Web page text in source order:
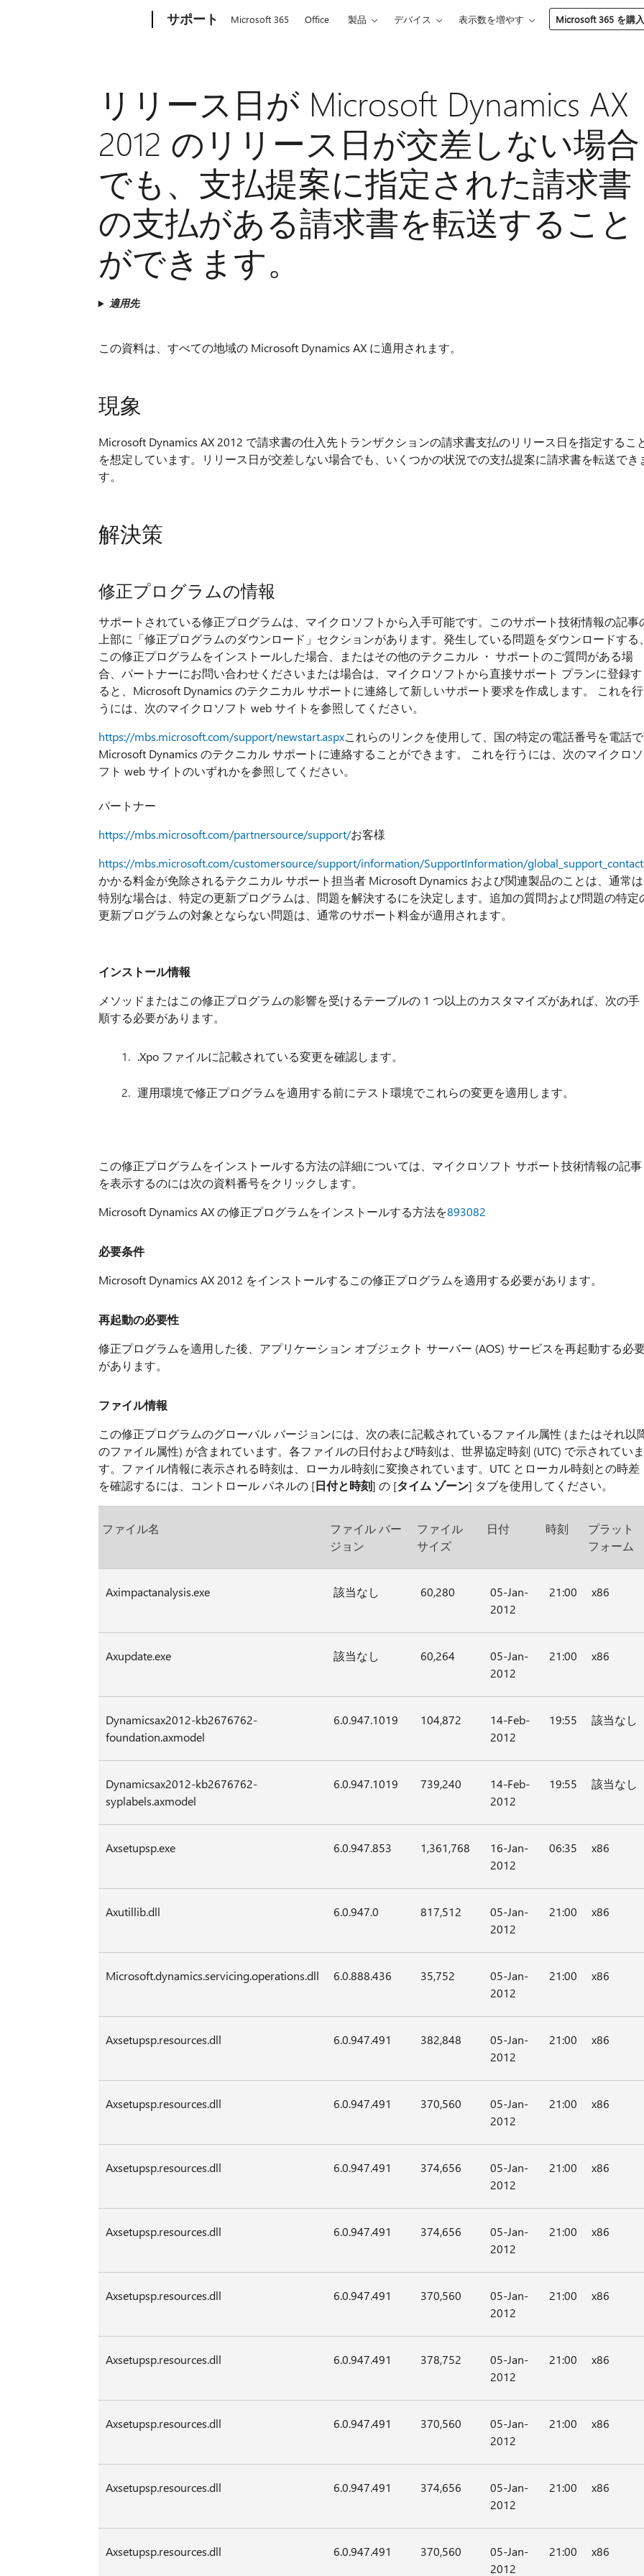
サポート Microsoft 365 Office 製品 デバイス 表示数を増やす Microsoft 365 を購入
リリース日が Microsoft Dynamics AX
2012 のリリース日が交差しない場合
でも、支払提案に指定された請求書
の支払がある請求書を転送すること
ができます。
適用先
この資料は、すべての地域の Microsoft Dynamics AX に適用されます。
現象
Microsoft Dynamics AX 2012 で請求書の仕入先トランザクションの請求書支払のリリース日を指定するこ
を想定しています。リリース日が交差しない場合でも、いくつかの状況での支払提案に請求書を転送でき
す。
解決策
修正プログラムの情報
サポートされている修正プログラムは、マイクロソフトから入手可能です。このサポート技術情報の記事
上部に「修正プログラムのダウンロード」セクションがあります。発生している問題をダウンロードする、
この修正プログラムをインストールした場合、またはその他のテクニカル ・ サポートのご質問がある場
合、パートナーにお問い合わせくださいまたは場合は、マイクロソフトから直接サポート プランに登録す
ると、Microsoft Dynamics のテクニカル サポートに連絡して新しいサポート要求を作成します。 これを行
うには、次のマイクロソフト web サイトを参照してください。
https://mbs.microsoft.com/support/newstart.aspxこれらのリンクを使用して、国の特定の電話番号を電話で
Microsoft Dynamics のテクニカル サポートに連絡することができます。 これを行うには、次のマイクロソ
フト web サイトのいずれかを参照してください。
パートナー
https://mbs.microsoft.com/partnersource/support/お客様
https://mbs.microsoft.com/customersource/support/information/SupportInformation/
かかる料金が免除されるテクニカル サポート担当者 Microsoft Dynamics および関連製品のことは、通常は
特別な場合は、特定の更新プログラムは、問題を解決するにを決定します。追加の質問および問題の特定
更新プログラムの対象とならない問題は、通常のサポート料金が適用されます。
インストール情報
メソッドまたはこの修正プログラムの影響を受けるテーブルの 1 つ以上のカスタマイズがあれば、次の手
順する必要があります。
.Xpo ファイルに記載されている変更を確認します。
運用環境で修正プログラムを適用する前にテスト環境でこれらの変更を適用します。
この修正プログラムをインストールする方法の詳細については、マイクロソフト サポート技術情報の記事
を表示するのには次の資料番号をクリックします。
Microsoft Dynamics AX の修正プログラムをインストールする方法を893082
必要条件
Microsoft Dynamics AX 2012 をインストールするこの修正プログラムを適用する必要があります。
再起動の必要性
修正プログラムを適用した後、アプリケーション オブジェクト サーバー (AOS) サービスを再起動する必
があります。
ファイル情報
この修正プログラムのグローバル バージョンには、次の表に記載されているファイル属性 (またはそれ以
のファイル属性) が含まれています。各ファイルの日付および時刻は、世界協定時刻 (UTC) で示されていま
す。ファイル情報に表示される時刻は、ローカル時刻に変換されています。UTC とローカル時刻との時差
を確認するには、コントロール パネルの [日付と時刻] の [タイム ゾーン] タブを使用してください。
ファイル名
ファイル バー
ジョン
ファイル
サイズ
日付 時刻
プラット
フォーム
Aximpactanalysis.exe 該当なし 60,280
05-Jan-
2012
21:00 x86
Axupdate.exe 該当なし 60,264
05-Jan-
2012
21:00 x86
Dynamicsax2012-kb2676762-
foundation.axmodel
6.0.947.1019 104,872
14-Feb-
2012
19:55 該当なし
Dynamicsax2012-kb2676762-
syplabels.axmodel
6.0.947.1019 739,240
14-Feb-
2012
19:55 該当なし
Axsetupsp.exe 6.0.947.853 1,361,768
16-Jan-
2012
06:35 x86
Axutillib.dll 6.0.947.0 817,512
05-Jan-
2012
21:00 x86
Microsoft.dynamics.servicing.operations.dll 6.0.888.436 35,752
05-Jan-
2012
21:00 x86
Axsetupsp.resources.dll 6.0.947.491 382,848
05-Jan-
2012
21:00 x86
Axsetupsp.resources.dll 6.0.947.491 370,560
05-Jan-
2012
21:00 x86
Axsetupsp.resources.dll 6.0.947.491 374,656
05-Jan-
2012
21:00 x86
Axsetupsp.resources.dll 6.0.947.491 374,656
05-Jan-
2012
21:00 x86
Axsetupsp.resources.dll 6.0.947.491 370,560
05-Jan-
2012
21:00 x86
Axsetupsp.resources.dll 6.0.947.491 378,752
05-Jan-
2012
21:00 x86
Axsetupsp.resources.dll 6.0.947.491 370,560
05-Jan-
2012
21:00 x86
Axsetupsp.resources.dll 6.0.947.491 374,656
05-Jan-
2012
21:00 x86
Axsetupsp.resources.dll 6.0.947.491 370,560
05-Jan-
2012
21:00 x86